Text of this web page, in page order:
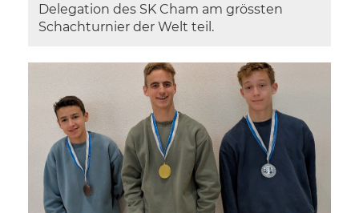
Delegation des SK Cham am grössten
Schachturnier der Welt teil.